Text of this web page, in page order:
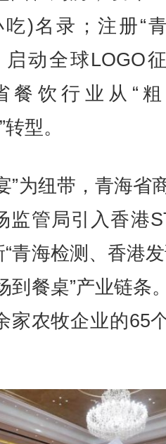
)名录；注册“
动全球LOGO
餐饮行业从“
型。
为纽带，青海省
监管局引入香港
青海检测、香港
到餐桌”产业链条
家农牧企业的65